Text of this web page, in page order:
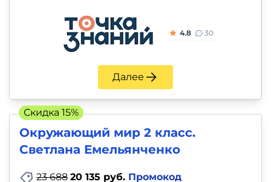
4.8 30
Далее
Окружающий мир 2 класс.
Светлана Емельянченко
23 688 20 135 руб. Промокод
Скидка 15%